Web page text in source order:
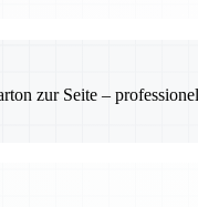
zur Seite –